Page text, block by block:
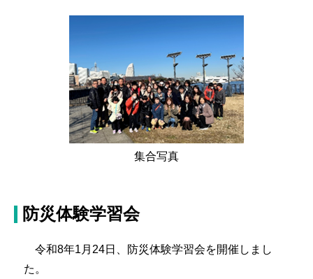
集合写真
防災体験学習会
令和8年1月24日、防災体験学習会を開催しまし
た。